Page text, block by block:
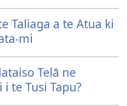
Taliaga a te Atua ki
mi
Telā ne
i te Tusi Tapu?